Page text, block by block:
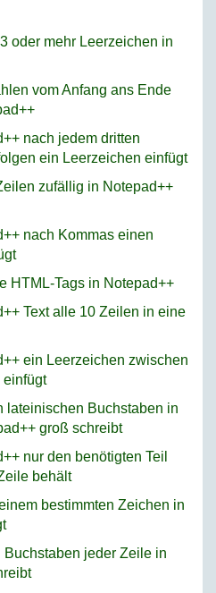
oder mehr Leerzeichen in
vom Anfang ans Ende
nach jedem dritten
ein Leerzeichen einfügt
zufällig in Notepad++
nach Kommas einen
HTML-Tags in Notepad++
Text alle 10 Zeilen in eine
ein Leerzeichen zwischen
einfügt
lateinischen Buchstaben in
groß schreibt
nur den benötigten Teil
behält
bestimmten Zeichen in
Buchstaben jeder Zeile in